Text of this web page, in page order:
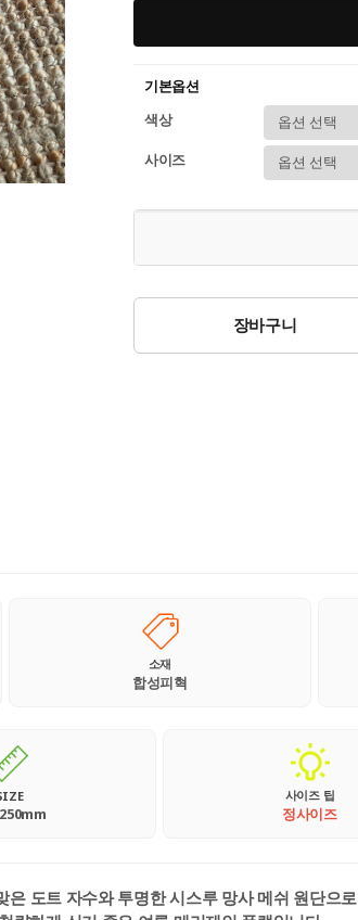
기본옵션
색상
사이즈
장바구니
소재
합성피혁
사이즈 팁
정사이즈
은 도트 자수와 투명한 시스루 망사 메쉬 원단으로